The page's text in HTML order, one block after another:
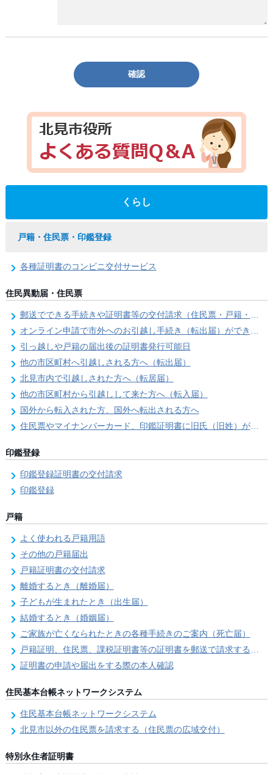
確認
くらし
戸籍・住民票・印鑑登録
各種証明書のコンビニ交付サービス
住民異動届・住民票
郵送でできる手続きや証明書等の交付請求（住民票・戸籍・国民年金関係）
オンライン申請で市外へのお引越し手続き（転出届）ができます
引っ越しや戸籍の届出後の証明書発行可能日
他の市区町村へ引越しされる方へ（転出届）
北見市内で引越しされた方へ（転居届）
他の市区町村から引越しして来た方へ（転入届）
国外から転入された方、国外へ転出される方へ
住民票やマイナンバーカード、印鑑証明書に旧氏（旧姓）が併記できるようになりました！
印鑑登録
印鑑登録証明書の交付請求
印鑑登録
戸籍
よく使われる戸籍用語
その他の戸籍届出
戸籍証明書の交付請求
離婚するとき（離婚届）
子どもが生まれたとき（出生届）
結婚するとき（婚姻届）
ご家族が亡くなられたときの各種手続きのご案内（死亡届）
戸籍証明、住民票、課税証明書等の証明書を郵送で請求する際の本人確認
証明書の申請や届出をする際の本人確認
住民基本台帳ネットワークシステム
住民基本台帳ネットワークシステム
北見市以外の住民票を請求する（住民票の広域交付）
特別永住者証明書